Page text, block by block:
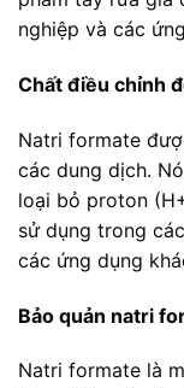
nghiệp và các
Chất điều chỉnh
Natri formate
các dung dịch.
loại bỏ proton
sử dụng trong
các ứng dụng
Bảo quản natri
Natri formate là